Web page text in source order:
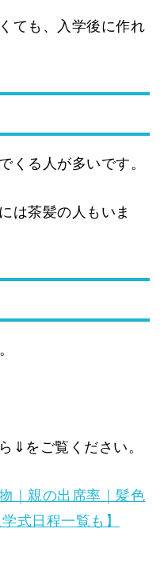
ても、入学後に作れ
くる人が多いです。
は茶髪の人もいま
⇓をご覧ください。
｜親の出席率｜髪色
式日程一覧も】